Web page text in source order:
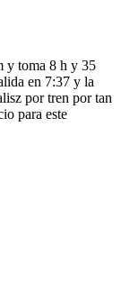
y toma 8 h y 35
en 7:37 y la
por tren por tan
para este